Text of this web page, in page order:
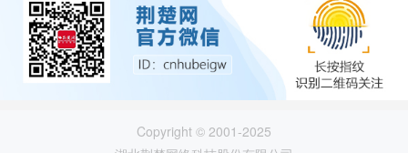
Copyright © 2001-2025